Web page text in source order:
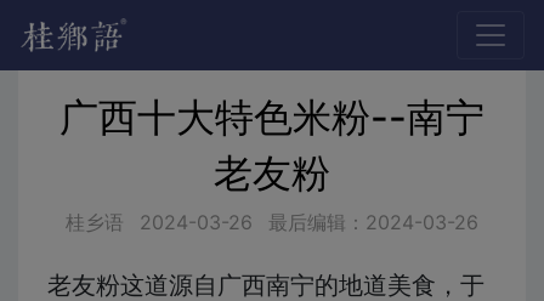
广西十大特色米粉--南宁
老友粉
桂乡语 2024-03-26 最后编辑：2024-03-26
老友粉这道源自广西南宁的地道美食，于